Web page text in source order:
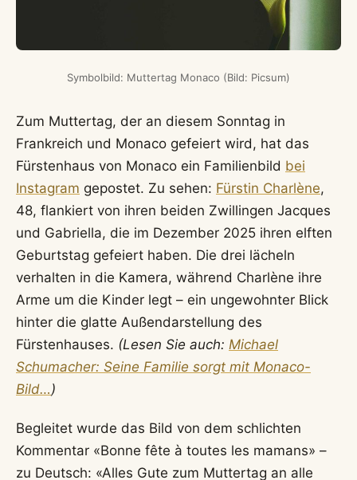
Symbolbild: Muttertag Monaco (Bild: Picsum)
Zum Muttertag, der an diesem Sonntag in
Frankreich und Monaco gefeiert wird, hat das
Fürstenhaus von Monaco ein Familienbild bei
Instagram gepostet. Zu sehen: Fürstin Charlène,
48, flankiert von ihren beiden Zwillingen Jacques
und Gabriella, die im Dezember 2025 ihren elften
Geburtstag gefeiert haben. Die drei lächeln
verhalten in die Kamera, während Charlène ihre
Arme um die Kinder legt – ein ungewohnter Blick
hinter die glatte Außendarstellung des
Fürstenhauses. (Lesen Sie auch: Michael
Schumacher: Seine Familie sorgt mit Monaco-
Bild…)
Begleitet wurde das Bild von dem schlichten
Kommentar «Bonne fête à toutes les mamans» –
zu Deutsch: «Alles Gute zum Muttertag an alle